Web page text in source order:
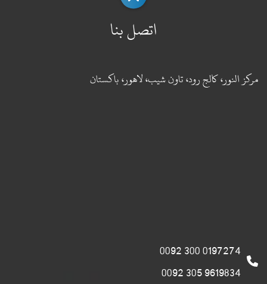
اتصل بنا
مركز النور، كالج رود، تاون شيب، لاهور، باكستان
0197274 300 0092
9619834 305 0092